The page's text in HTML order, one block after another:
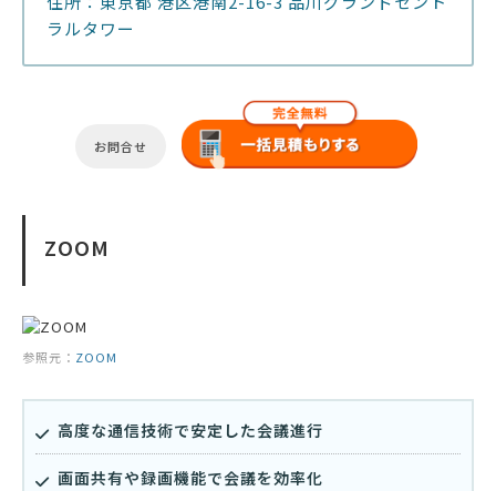
ラルタワー
お問合せ
ZOOM
参照元： ZOOM
高度な通信技術で安定した会議進行
画面共有や録画機能で会議を効率化